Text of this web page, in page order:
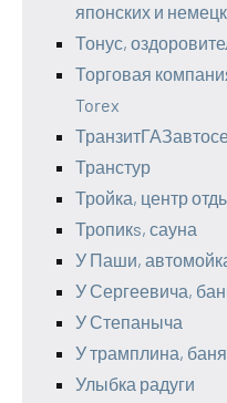
японских и
Тонус,
Торговая
Torex
Транстур
Тройка, центр
Тропикs, сауна
У Паши,
У Сергеевича,
У Степаныча
У трамплина, баня
Улыбка радуги